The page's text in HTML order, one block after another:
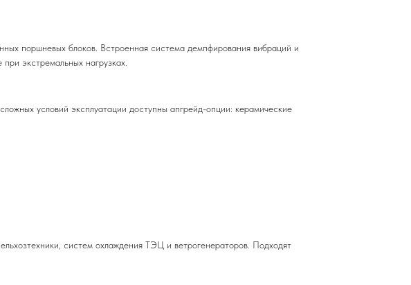
поршневых блоков. Встроенная система демпфирования вибраций и
экстремальных нагрузках.
условий эксплуатации доступны апгрейд-опции: керамические
систем охлаждения ТЭЦ и ветрогенераторов. Подходят